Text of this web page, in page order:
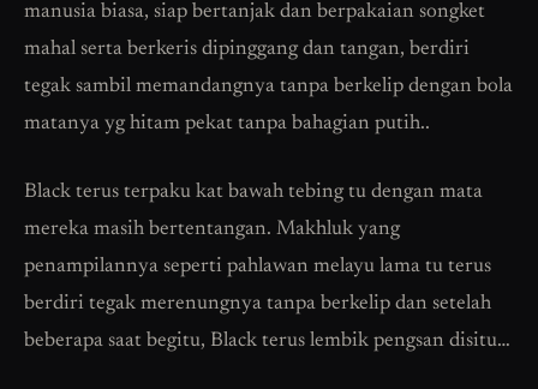
manusia biasa, siap bertanjak dan berpakaian songket
mahal serta berkeris dipinggang dan tangan, berdiri
tegak sambil memandangnya tanpa berkelip dengan bola
matanya yg hitam pekat tanpa bahagian putih..
Black terus terpaku kat bawah tebing tu dengan mata
mereka masih bertentangan. Makhluk yang
penampilannya seperti pahlawan melayu lama tu terus
berdiri tegak merenungnya tanpa berkelip dan setelah
beberapa saat begitu, Black terus lembik pengsan disitu…